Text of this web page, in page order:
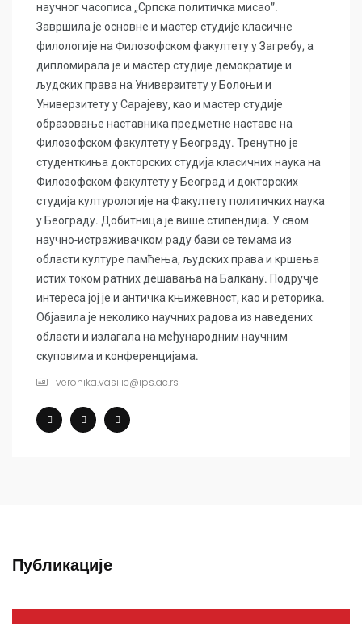
научног часописа „Српска политичка мисао”.
Завршила је основне и мастер студије класичне
филологије на Филозофском факултету у Загребу, а
дипломирала је и мастер студије демократије и
људских права на Универзитету у Болоњи и
Универзитету у Сарајеву, као и мастер студије
образовање наставника предметне наставе на
Филозофском факултету у Београду. Тренутно је
студенткиња докторских студија класичних наука на
Филозофском факултету у Београд и докторских
студија културологије на Факултету политичких наука
у Београду. Добитница је више стипендија. У свом
научно-истраживачком раду бави се темама из
области културе памћења, људских права и кршења
истих током ратних дешавања на Балкану. Подручје
интереса јој је и античка књижевност, као и реторика.
Објавила је неколико научних радова из наведених
области и излагала на међународним научним
скуповима и конференцијама.
veronika.vasilic@ips.ac.rs
Публикације